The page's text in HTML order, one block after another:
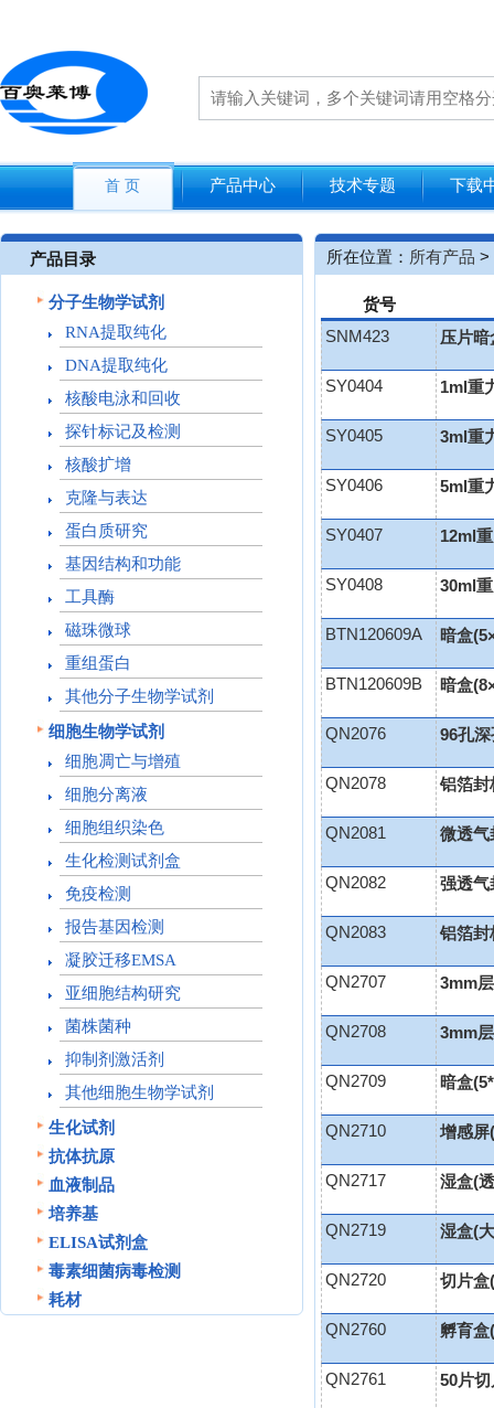
首 页 产品中心 技术专题 下载
产品目录
分子生物学试剂
RNA提取纯化
DNA提取纯化
核酸电泳和回收
探针标记及检测
核酸扩增
克隆与表达
蛋白质研究
基因结构和功能
工具酶
磁珠微球
重组蛋白
其他分子生物学试剂
细胞生物学试剂
细胞凋亡与增殖
细胞分离液
细胞组织染色
生化检测试剂盒
免疫检测
报告基因检测
凝胶迁移EMSA
亚细胞结构研究
菌株菌种
抑制剂激活剂
其他细胞生物学试剂
生化试剂
抗体抗原
血液制品
培养基
ELISA试剂盒
毒素细菌病毒检测
耗材
所在位置： 所有产品 >
货号
SNM423
压片暗
SY0404 1ml重
SY0405 3ml重
SY0406 5ml重
SY0407 12ml
SY0408 30ml
BTN120609A 暗盒
BTN120609B 暗盒
QN2076 96孔
QN2078 铝箔封
QN2081 微透气
QN2082 强透气
QN2083 铝箔封
QN2707 3mm
QN2708 3mm
QN2709 暗盒
QN2710 增感
QN2717 湿盒(
QN2719 湿盒(
QN2720 切片盒
QN2760 孵育盒
QN2761 50片